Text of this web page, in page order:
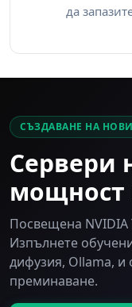
да
СЪЗДАВАНЕ НА
Сервери
мощност
Посвещена NVIDIA
Изпълнете
дифузия, Ollama, и
преминаване.